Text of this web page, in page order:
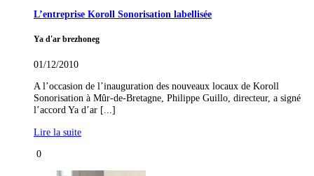
L’entreprise Koroll Sonorisation labellisée
Ya d'ar brezhoneg
01/12/2010
A l’occasion de l’inauguration des nouveaux locaux de Koroll
Sonorisation à Mûr-de-Bretagne, Philippe Guillo, directeur, a signé
l’accord Ya d’ar [...]
Lire la suite
0